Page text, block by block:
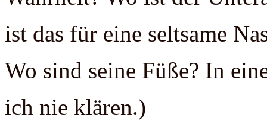
ist das für eine seltsame
Wo sind seine Füße? In
ich nie klären.)